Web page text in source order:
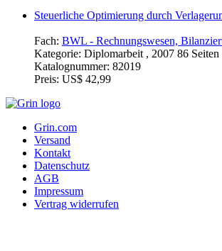
Steuerliche Optimierung durch
Fach: BWL - Rechnungswesen,
Kategorie: Diplomarbeit , 2007 86
Katalognummer: 82019
Preis: US$ 42,99
Grin.com
Versand
Kontakt
Datenschutz
AGB
Impressum
Vertrag widerrufen